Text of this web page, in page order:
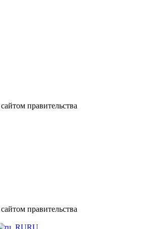
правительства
правительства
RU